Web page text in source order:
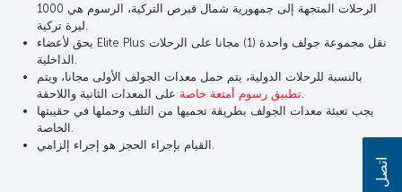
الرحلات المتجهة إلى جمهورية شمال قبرص التركية، الرسوم هي 1000
ليرة تركية.
يحق لأعضاء Elite Plus نقل مجموعة جولف واحدة (1) مجانا على الرحلات
الداخلية.
بالنسبة للرحلات الدولية، يتم حمل معدات الجولف الأولى مجانا، ويتم
تطبيق رسوم أمتعة خاصةعلى المعدات الثانية واللاحقة.
يجب تعبئة معدات الجولف بطريقة تحميها من التلف وحملها في حقيبتها
الخاصة.
القيام بإجراء الحجز هو إجراء إلزامي.
اتصل بنا